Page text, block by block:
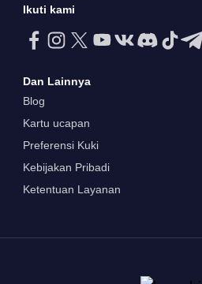
Ikuti kami
Dan Lainnya
Blog
Kartu ucapan
Preferensi Kuki
Kebijakan Pribadi
Ketentuan Layanan